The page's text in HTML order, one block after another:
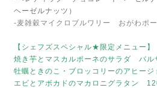
ヘーゼルナッツ）
-麦雑穀マイクロブルワリー おがわポー
【シェフズスペシャル★限定メニュー】
焼き芋とマスカルポーネのサラダ バ
牡蠣ときのこ・ブロッコリーのアヒー
エビとアボカドのマカロニグラタン